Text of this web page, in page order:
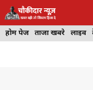
Skip
to
content
होम पेज ताजा खबरे लाइव